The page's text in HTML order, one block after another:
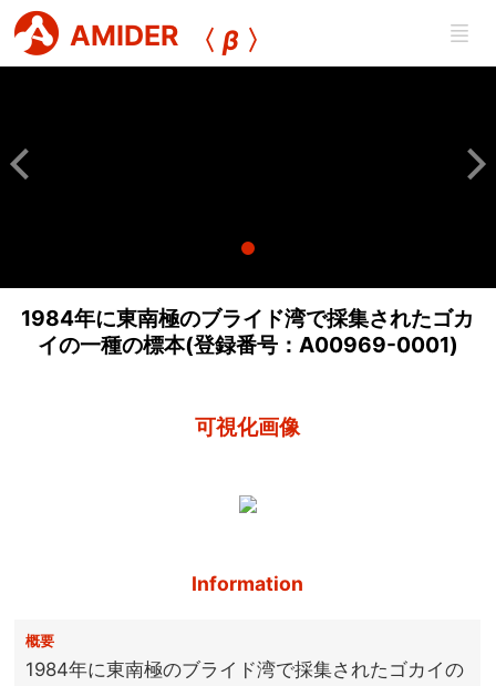
AMIDER 〈β 〉
1984年に東南極のブライド湾で採集されたゴカ
イの一種の標本(登録番号：A00969-0001)
可視化画像
Information
概要
1984年に東南極のブライド湾で採集されたゴカイの